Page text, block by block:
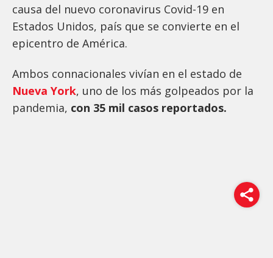
causa del nuevo coronavirus Covid-19 en
Estados Unidos, país que se convierte en el
epicentro de América.
Ambos connacionales vivían en el estado de
Nueva York, uno de los más golpeados por la
pandemia, con 35 mil casos reportados.